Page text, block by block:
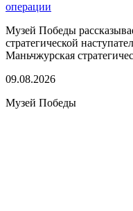
операции
Музей Победы
стратегической
Маньчжурская
09.08.2026
Музей Победы